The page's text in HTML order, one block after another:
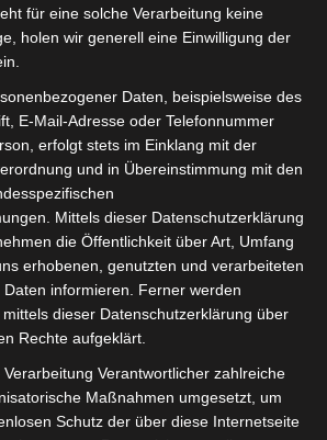
Adsense (Google Ireland Limited, Gordon
D04 E5W5, Ireland) benötigen wir laut DSGVO Ihre
seitens Google Adsense personenbezogene Daten
gespeichert. Welche Daten genau entnehmen Sie
den Datenschutzbedingungen.
✓ Erlauben Datenschutzbedingungen
für eine solche Verarbeitung keine
holen wir generell eine Einwilligung der
Daten, beispielsweise des
E-Mail-Adresse oder Telefonnummer
erfolgt stets im Einklang mit der
und in Übereinstimmung mit den
Mittels dieser Datenschutzerklärung
die Öffentlichkeit über Art, Umfang
erhobenen, genutzten und verarbeiteten
informieren. Ferner werden
dieser Datenschutzerklärung über
Rechte aufgeklärt.
Verantwortlicher zahlreiche
Maßnahmen umgesetzt, um
Schutz der über diese Internetseite